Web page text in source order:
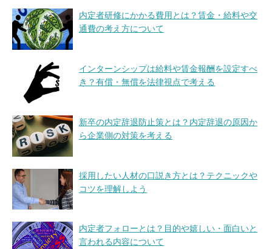
内定者研修にかかる費用とは？賃金・給料や交
通費の考え方について
インターンシップは給料や賃金報酬を設定すべ
き？有償・無償を法律視点で考える
新卒の内定辞退防止策とは？内定辞退の原因か
ら企業側の対策を考える
採用したい人材の口説き方とは？テクニックや
コツを理解しよう
内定者フォローとは？目的や嬉しい・面白いと
言われる内容について